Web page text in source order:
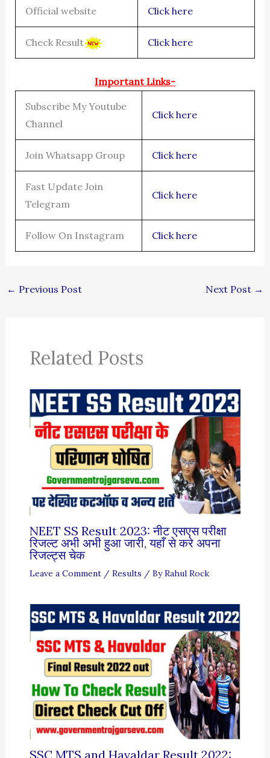
Official website Click here
Check Result Click here
Important Links-
Subscribe My Youtube
Channel
Click here
Join Whatsapp Group Click here
Fast Update Join
Telegram
Click here
Follow On Instagram Click here
← Previous Post Next Post →
Related Posts
NEET SS Result 2023: नीट एसएस परीक्षा
रिजल्ट अभी अभी हुआ जारी, यहाँ से करे अपना
रिजल्ट्स चेक
Leave a Comment / Results / ByRahul Rock
SSC MTS and Havaldar Result 2022: